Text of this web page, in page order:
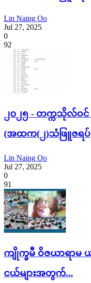
Lin Naing Oo
Jul 27, 2025
0
92
၂၀၂၅ - တက္ကသိုလ်ဝင်
(အထက(၂)သံဖြူဇရပ်
Lin Naing Oo
Jul 27, 2025
0
91
ကျိုက္ခမီ ဝိဇယာရာမ
ငယ်များအတွက်...